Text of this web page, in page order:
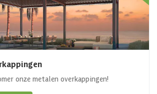
onze metalen overkappingen!